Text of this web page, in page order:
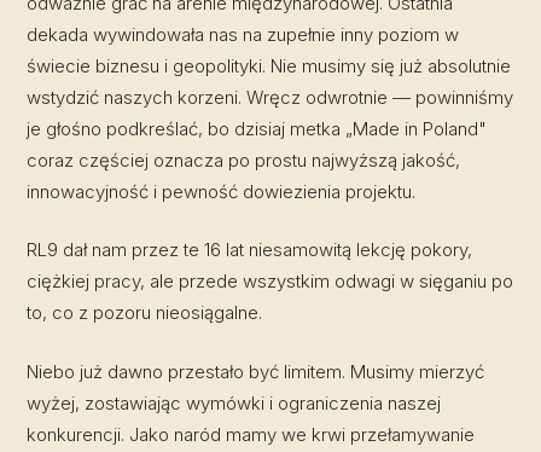
dekada wywindowała nas na zupełnie inny poziom w
świecie biznesu i geopolityki. Nie musimy się już absolutnie
wstydzić naszych korzeni. Wręcz odwrotnie — powinniśmy
je głośno podkreślać, bo dzisiaj metka „Made in Poland"
coraz częściej oznacza po prostu najwyższą jakość,
innowacyjność i pewność dowiezienia projektu.
RL9 dał nam przez te 16 lat niesamowitą lekcję pokory,
ciężkiej pracy, ale przede wszystkim odwagi w sięganiu po
to, co z pozoru nieosiągalne.
Niebo już dawno przestało być limitem. Musimy mierzyć
wyżej, zostawiając wymówki i ograniczenia naszej
konkurencji. Jako naród mamy we krwi przełamywanie